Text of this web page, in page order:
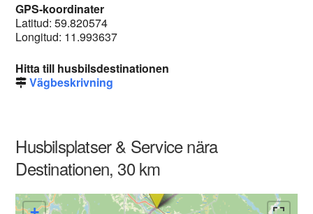
GPS-koordinater
Latitud: 59.820574
Longitud: 11.993637
Hitta till husbilsdestinationen
Vägbeskrivning
Husbilsplatser & Service nära
Destinationen, 30 km